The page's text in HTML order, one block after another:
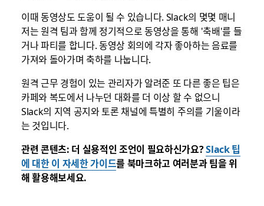
이때 동영상도 도움이 될 수 있습니다. Slack의 몇몇 매니
저는 원격 팀과 함께 정기적으로 동영상을 통해 '축배'를 들
거나 파티를 합니다. 동영상 회의에 각자 좋아하는 음료를
가져와 돌아가며 축하를 나눕니다.
원격 근무 경험이 있는 관리자가 알려준 또 다른 좋은 팁은
카페와 복도에서 나누던 대화를 더 이상 할 수 없으니
Slack의 지역 공지와 토론 채널에 특별히 주의를 기울이라
는 것입니다.
관련 콘텐츠: 더 실용적인 조언이 필요하신가요?Slack 팁
에 대한 이 자세한 가이드를 북마크하고 여러분과 팀을 위
해 활용해보세요.